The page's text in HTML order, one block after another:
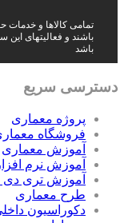
تمامی کالاها و خدمات
باشند و فعالیتهای
باشد
دسترسی سریع
پروژه معماری
فروشگاه
آموزش معماری
آموزش نرم
آموزش تری
طرح معماری
دکوراسیون